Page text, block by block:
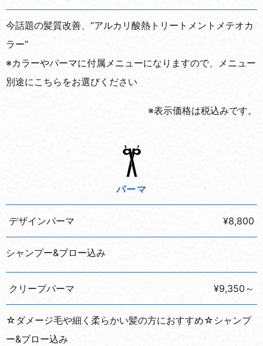
今話題の髪質改善、“アルカリ酸熱トリートメントメテオカ
ラー”
※カラーやパーマに付属メニューになりますので、メニュー
別途にこちらをお選びください
※表示価格は税込みです。
パーマ
デザインパーマ ¥8,800
シャンプー&ブロー込み
クリープパーマ ¥9,350～
☆ダメージ毛や細く柔らかい髪の方におすすめ☆シャンプ
ー&ブロー込み